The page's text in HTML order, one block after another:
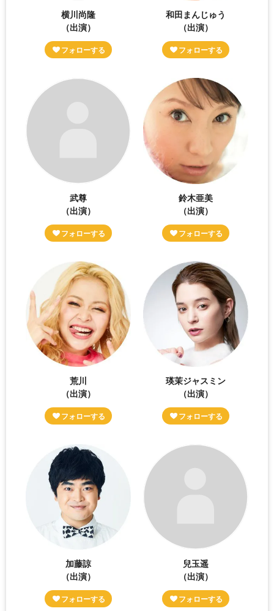
横川尚隆
（出演）
和田まんじゅう
（出演）
武尊
（出演）
鈴木亜美
（出演）
荒川
（出演）
瑛茉ジャスミン
（出演）
加藤諒
（出演）
兒玉遥
（出演）